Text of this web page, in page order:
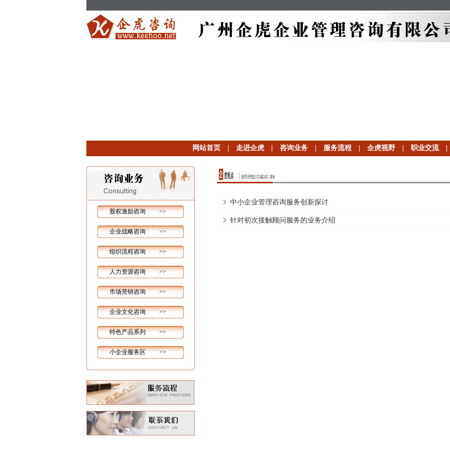
网站首页 走进企虎 咨询业务 服务流程 企虎视野 职业交流
股权激励咨询 >>
企业战略咨询 >>
组织流程咨询 >>
人力资源咨询 >>
市场营销咨询 >>
企业文化咨询 >>
特色产品系列 >>
小企业服务区 >>
中小企业管理咨询服务创新探讨
针对初次接触顾问服务的业务介绍